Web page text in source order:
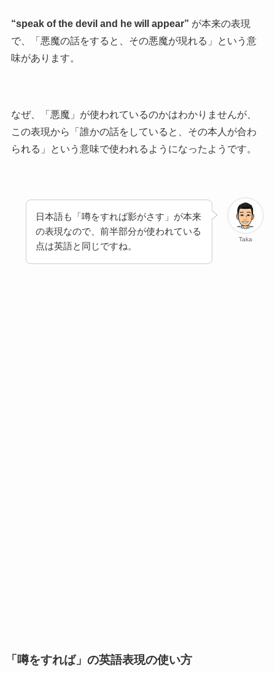
“speak of the devil and he will appear” が本来の表現
で、「悪魔の話をすると、その悪魔が現れる」という意
味があります。
なぜ、「悪魔」が使われているのかはわかりませんが、
この表現から「誰かの話をしていると、その本人が合わ
られる」という意味で使われるようになったようです。
Taka
日本語も「噂をすれば影がさす」が本来
の表現なので、前半部分が使われている
点は英語と同じですね。
「噂をすれば」の英語表現の使い方